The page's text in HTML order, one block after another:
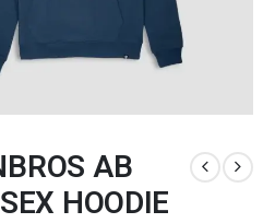
AB
HOODIE